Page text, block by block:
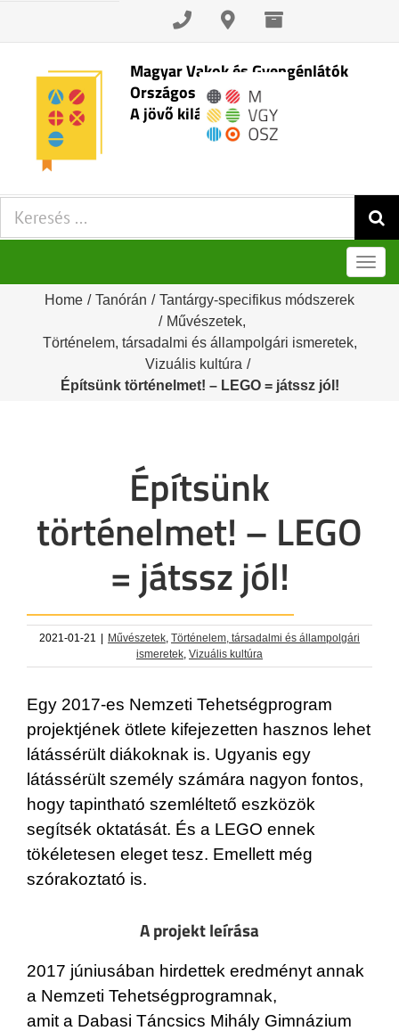
Skip
content
Magyar Vakok és Gyengénlátók
Országos Szövetsége
A jövő kilátásai
Keresés:
Home / Tanórán / Tantárgy-specifikus módszerek
/ Művészetek,
Történelem, társadalmi és állampolgári ismeretek,
Vizuális kultúra /
Építsünk történelmet! – LEGO = játssz jól!
Építsünk
történelmet! – LEGO
= játssz jól!
2021-01-21 | Művészetek, Történelem, társadalmi és állampolgári
ismeretek, Vizuális kultúra
Egy 2017-es Nemzeti Tehetségprogram
projektjének ötlete kifejezetten hasznos lehet
látássérült diákoknak is. Ugyanis egy
látássérült személy számára nagyon fontos,
hogy tapintható szemléltető eszközök
segítsék oktatását. És a LEGO ennek
tökéletesen eleget tesz. Emellett még
szórakoztató is.
A projekt leírása
2017 júniusában hirdettek eredményt annak
a Nemzeti Tehetségprogramnak,
amit a Dabasi Táncsics Mihály Gimnázium